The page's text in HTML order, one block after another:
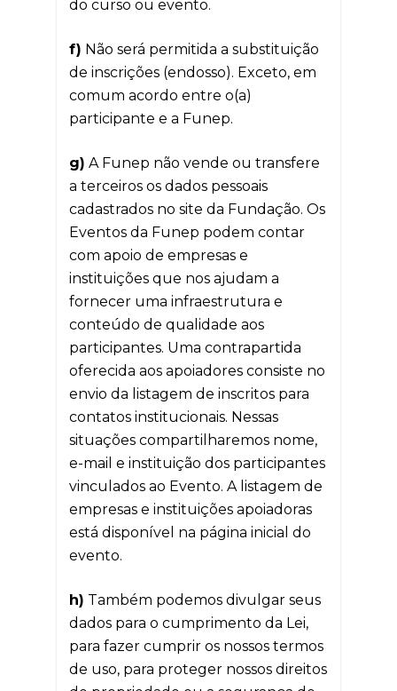
do curso ou evento.
f) Não será permitida a substituição
de inscrições (endosso). Exceto, em
comum acordo entre o(a)
participante e a Funep.
g) A Funep não vende ou transfere
a terceiros os dados pessoais
cadastrados no site da Fundação. Os
Eventos da Funep podem contar
com apoio de empresas e
instituições que nos ajudam a
fornecer uma infraestrutura e
conteúdo de qualidade aos
participantes. Uma contrapartida
oferecida aos apoiadores consiste no
envio da listagem de inscritos para
contatos institucionais. Nessas
situações compartilharemos nome,
e-mail e instituição dos participantes
vinculados ao Evento. A listagem de
empresas e instituições apoiadoras
está disponível na página inicial do
evento.
h) Também podemos divulgar seus
dados para o cumprimento da Lei,
para fazer cumprir os nossos termos
de uso, para proteger nossos direitos